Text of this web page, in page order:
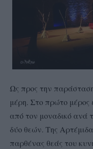
Ως προς την
μέρη. Στο πρώτο μέρος
από τον μοναδικό ανά
δύο θεών. Της
παρθένας θεάς του